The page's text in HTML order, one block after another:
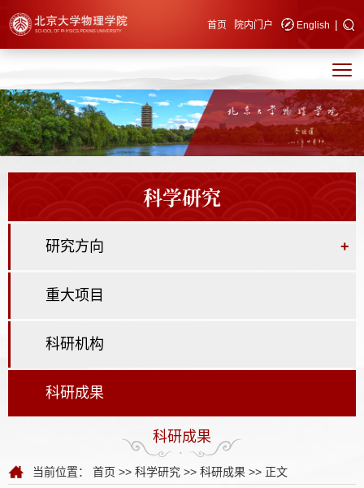
快速导航 首页 院内门户 English |
科学研究
研究方向 +
重大项目
科研机构
科研成果
科研成果
当前位置： 首页 >> 科学研究 >> 科研成果 >> 正文